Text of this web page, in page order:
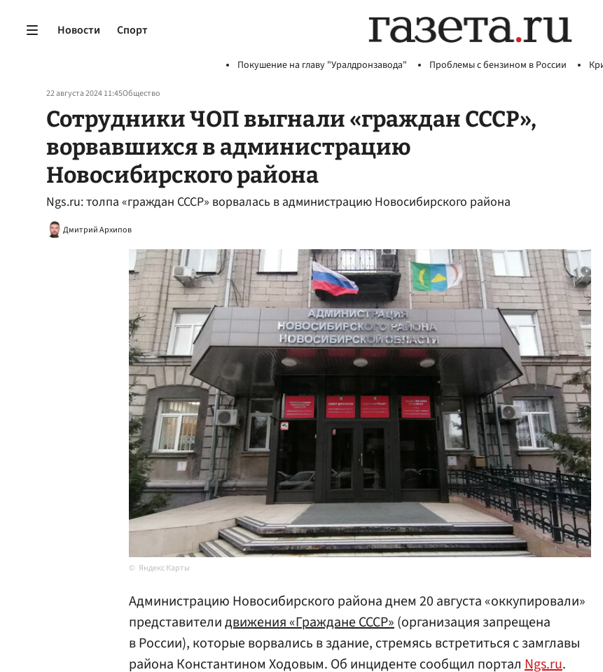
Новости Спорт
Покушение на главу "Уралдронзавода" Проблемы с бензином в России
22 августа 2024 11:45Общество
Сотрудники ЧОП выгнали «граждан СССР»,
ворвавшихся в администрацию
Новосибирского района
Ngs.ru: толпа «граждан СССР» ворвалась в администрацию Новосибирского района
Дмитрий Архипов
Яндекс Карты
Администрацию Новосибирского района днем 20 августа «оккупировали»
представителидвижения «Граждане СССР»(организация запрещена
в России), которые ворвались в здание, стремясь встретиться с замглавы
района Константином Ходовым. Об инциденте сообщил портал Ngs.ru.